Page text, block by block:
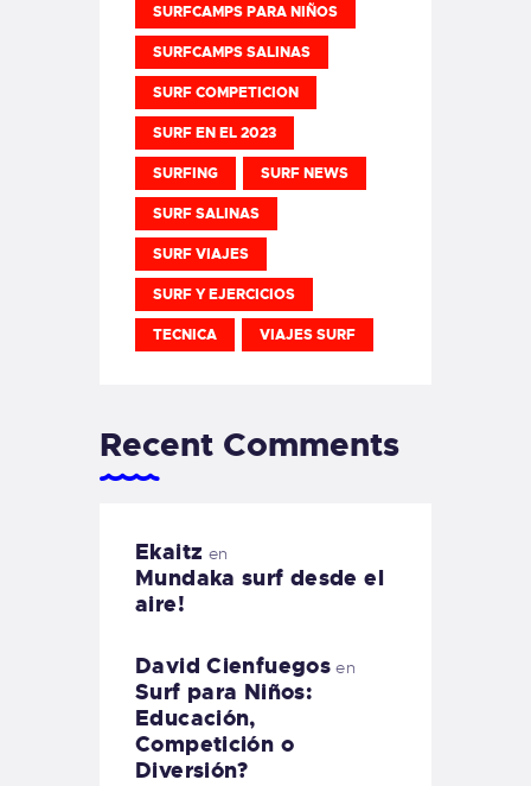
SURFCAMPS PARA NIÑOS
SURFCAMPS SALINAS
SURF COMPETICION
SURF EN EL 2023
SURFING SURF NEWS
SURF SALINAS
SURF VIAJES
SURF Y EJERCICIOS
TECNICA VIAJES SURF
Recent Comments
Ekaitz en
Mundaka surf desde el
aire!
David Cienfuegos en
Surf para Niños:
Educación,
Competición o
Diversión?